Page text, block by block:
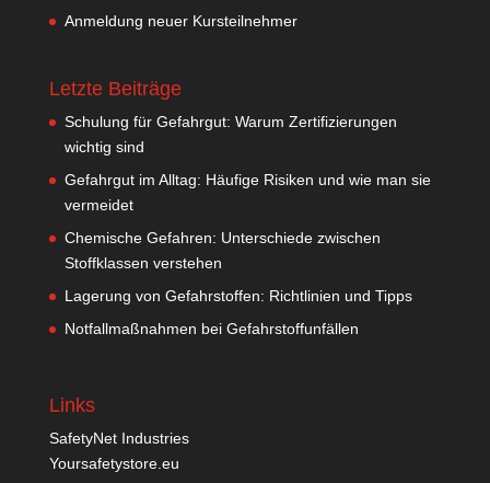
Anmeldung neuer Kursteilnehmer
Letzte Beiträge
Schulung für Gefahrgut: Warum Zertifizierungen
wichtig sind
Gefahrgut im Alltag: Häufige Risiken und wie man sie
vermeidet
Chemische Gefahren: Unterschiede zwischen
Stoffklassen verstehen
Lagerung von Gefahrstoffen: Richtlinien und Tipps
Notfallmaßnahmen bei Gefahrstoffunfällen
Links
SafetyNet Industries
Yoursafetystore.eu